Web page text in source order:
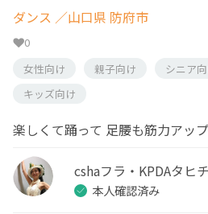
ダンス ／山口県 防府市
0
女性向け
親子向け シニア
キッズ向け
楽しくて踊って 足腰も筋力アップ
cshaフラ・KPDAタヒ
本人確認済み